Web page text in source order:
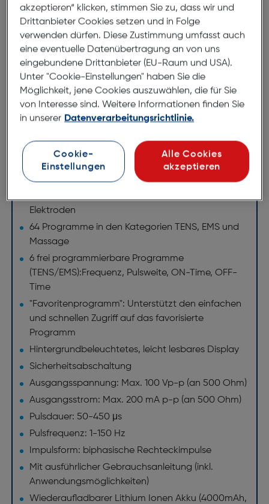
Das EM 89 Digital TENS/EMS mit Wärmefunktion ist
ein hochwertiges Medizinprodukt, das transkutane
elektrische Nervenstimulation (TENS) und elektrische
Muskelstimulation (EMS) kombiniert. Diese Funktionen
können parallel oder einzeln genutzt werden, was es
zu einem vielseitigen Gerät für Schmerzlinderung
und Muskeltraining macht.
Elektrische Muskelstimulation (EMS)
TENS/EMS und Wärmefunktionparallel und/oder
einzeln nutzbar
Elektroden
64 Programme in den Kategorien TENS, EMS und
Massage
6 frei programmierbare Programme
(TENS/EMS):Frequenz, Pulsweite, ON-Time, OFF-
Time
"Favoritenprogramm": Unterstützt den einfachen
und schnellen Zugriff auf das favorisierte
Programm
Hintergrundbeleuchtetes, leicht lesbares Display
Sicherheitsabschaltung
Ausgangsspannung: Max. 100 Vp-p (an 500 Ohm)
Ausgangsstrom: Max. 200 mA p-p (an 500 Ohm)
Pulsdauer: 50-450 μs
Pulsfrequenz: 1-150 Hz
Impulsform: biphasische Rechteckimpulse
Mit ausführlicher Gebrauchsanleitung (inkl.
Anwendungsmöglichkeiten)
Wiederaufladbarer Lithium Ionen Akku (4000mAh,
akzeptieren“ klicken, stimmen Sie zu, dass wir und
Drittanbieter Cookies setzen und in Folge
verwenden dürfen. Diese Zustimmung umfasst auch
eine eventuelle Datenübertragung an von uns
eingebundene Drittanbieter (EU-Raum und USA).
Unter "Cookie-Einstellungen" haben Sie die
Möglichkeit, jene Cookies auszuwählen, die für Sie
von Interesse sind. Weitere Informationen finden Sie
in unserer Datenverarbeitungsrichtlinie.
Cookie-
Einstellungen
Alle Cookies
akzeptieren